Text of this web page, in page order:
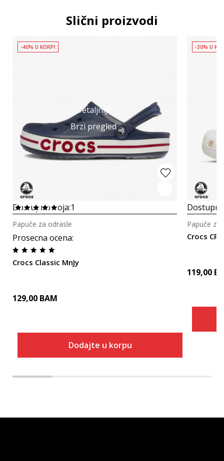
Slični proizvodi
Detaljnije
Brzi pregled
-40% U KORPI
Dostupno boja:1
Prosecna ocena:
Crocs Classic MnJy
Papuče za odrasle
129,00 BAM
Dodajte u korpu
-30% U
Crocs
Papuče za
119,00